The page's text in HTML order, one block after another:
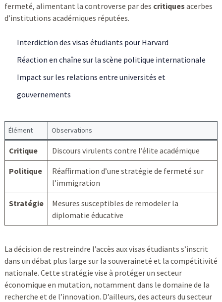
fermeté, alimentant la controverse par des critiques acerbes
d’institutions académiques réputées.
Interdiction des visas étudiants pour Harvard
Réaction en chaîne sur la scène politique internationale
Impact sur les relations entre universités et
gouvernements
Élément Observations
Critique Discours virulents contre l’élite académique
Politique
Réaffirmation d’une stratégie de fermeté sur
l’immigration
Stratégie
Mesures susceptibles de remodeler la
diplomatie éducative
La décision de restreindre l’accès aux visas étudiants s’inscrit
dans un débat plus large sur la souveraineté et la compétitivité
nationale. Cette stratégie vise à protéger un secteur
économique en mutation, notamment dans le domaine de la
recherche et de l’innovation. D’ailleurs, des acteurs du secteur